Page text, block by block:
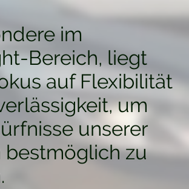
im
Bereich, liegt
auf Flexibilität
um
unserer
bestmöglich zu